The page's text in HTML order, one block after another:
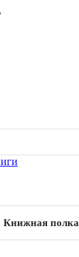
Книжная полка